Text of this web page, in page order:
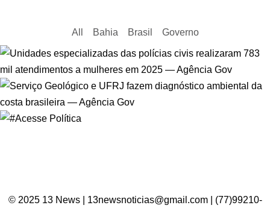
All Bahia Brasil Governo
© 2025 13 News | 13newsnoticias@gmail.com | (77)99210-